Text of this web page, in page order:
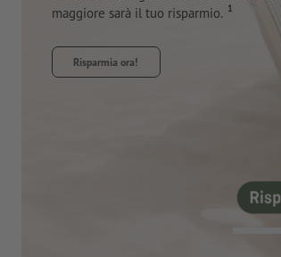
Ordina ora